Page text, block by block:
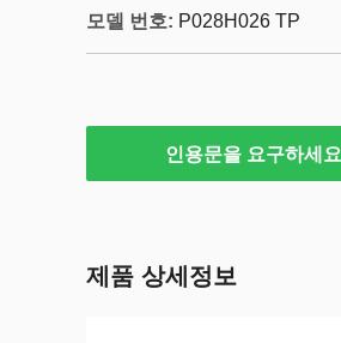
모델 번호: P028H026 TP
인용문을 요구하세요
제품 상세정보